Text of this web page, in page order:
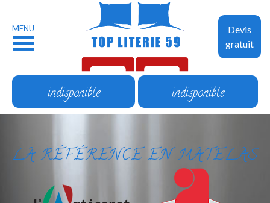
Devis
gratuit
MENU
indisponible indisponible
LA RÉFÉRENCE EN MATELAS